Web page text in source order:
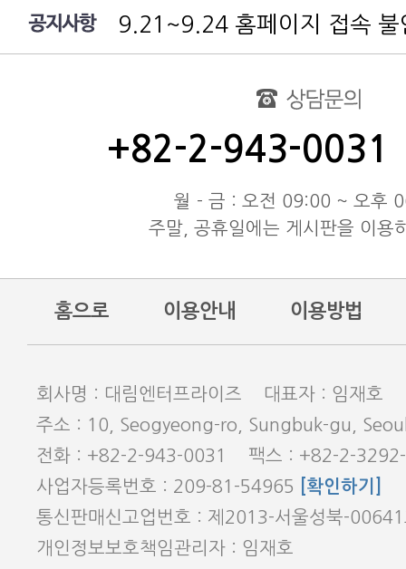
9.21~9.24 홈페이지 접속 불
여름 휴가 배송 지연 안내
동해물과 백두산이 마르고
동해물과 백두산이 마르고
동해물과 백두산이 마르고
+82-2-943-0031
월 - 금 : 오전 09:00 ~ 오후
주말, 공휴일에는 게시판을 이용
홈으로 이용안내 이용방법
회사명 : 대림엔터프라이즈 대표자 : 임재호
주소 : 10, Seogyeong-ro, Sungbuk-gu,
전화 : +82-2-943-0031 팩스 : +82-2-
사업자등록번호 : 209-81-54965
[확인하기]
통신판매신고업번호 : 제2013-서울성북-
개인정보보호책임관리자 : 임재호